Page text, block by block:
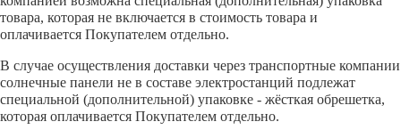
товара, которая не включается в стоимость товара и
оплачивается Покупателем отдельно.
В случае осуществления доставки через транспортные компании
солнечные панели не в составе электростанций подлежат
специальной (дополнительной) упаковке - жёсткая обрешетка,
которая оплачивается Покупателем отдельно.